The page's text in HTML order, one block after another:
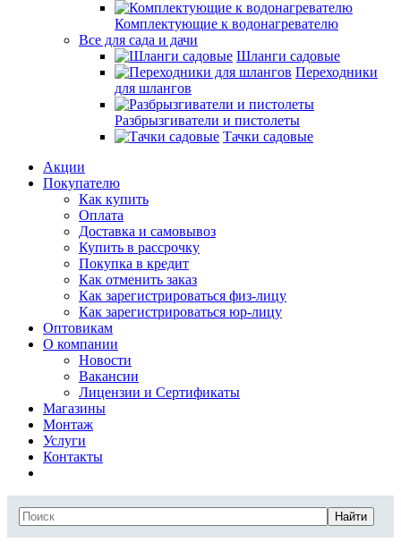
Комплектующие к водонагревателю
Все для сада и дачи
Шланги садовые
Переходники
для шлангов
Разбрызгиватели и пистолеты
Тачки садовые
Акции
Покупателю
Как купить
Оплата
Доставка и самовывоз
Купить в рассрочку
Покупка в кредит
Как отменить заказ
Как зарегистрироваться физ-лицу
Как зарегистрироваться юр-лицу
Оптовикам
О компании
Новости
Вакансии
Лицензии и Сертификаты
Магазины
Монтаж
Услуги
Контакты
Найти